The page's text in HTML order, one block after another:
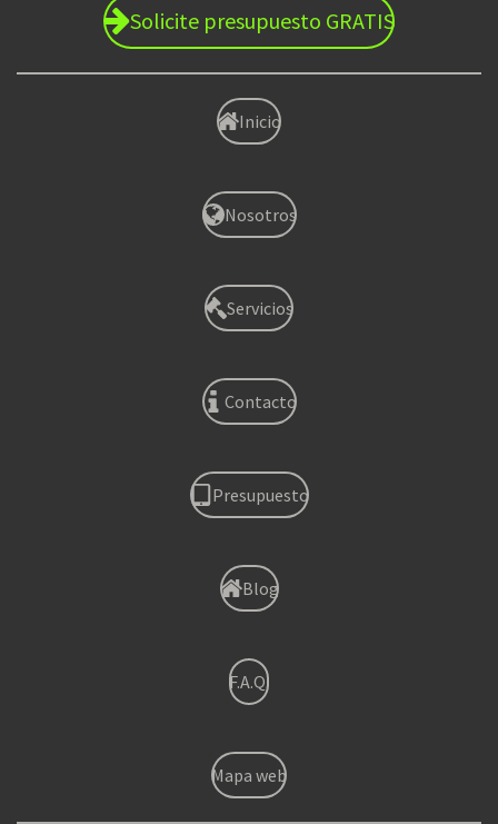
Solicite presupuesto GRATIS
Inicio
Nosotros
Servicios
Contacto
Presupuesto
Blog
F.A.Q.
Mapa web